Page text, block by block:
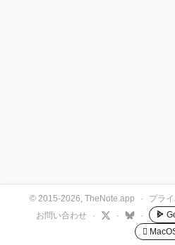
© 2015-2026, TheNote.app · プラ
お問い合わせ
· · ·
